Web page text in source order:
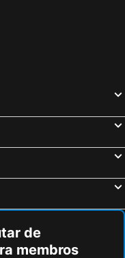
de
membros